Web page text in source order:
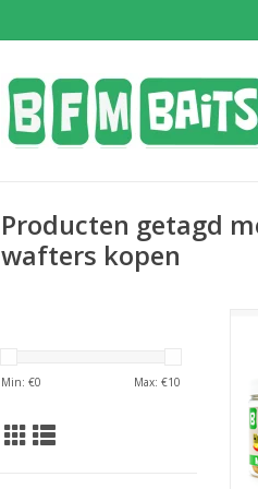
Producten getagd
wafters kopen
Min: €0 Max: €10